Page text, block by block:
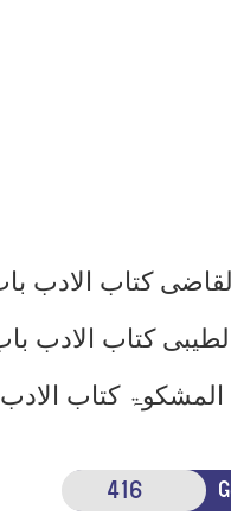
کتاب الادب
کتاب الادب
کتاب